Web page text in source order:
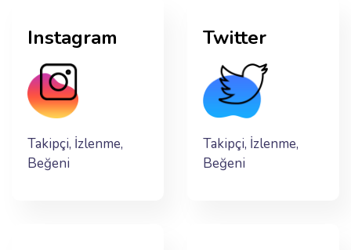
Instagram
Takipçi, İzlenme,
Beğeni
Twitter
Takipçi, İzlenme,
Beğeni